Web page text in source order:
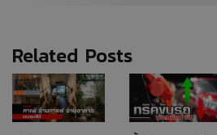
Related Posts